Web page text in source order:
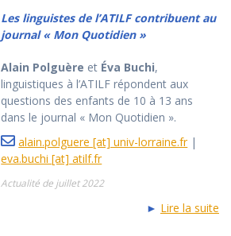
Les linguistes de l’ATILF contribuent au
journal « Mon Quotidien »
Alain Polguère et Éva Buchi,
linguistiques à l’ATILF répondent aux
questions des enfants de 10 à 13 ans
dans le journal « Mon Quotidien ».
alain.polguere [at] univ-lorraine.fr|
eva.buchi [at] atilf.fr
Actualité de juillet 2022
► Lire la suite